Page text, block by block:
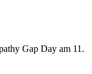
Gap Day am 11.